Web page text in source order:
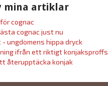
mina artiklar
cognac
cognac just nu
- ungdomens hippa dryck
ifrån ett riktigt konjaksproffs
återupptäcka konjak